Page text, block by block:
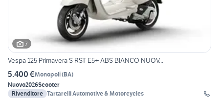
7
Vespa 125 Primavera S RST E5+ ABS BIANCO NUOV...
5.400 €Monopoli(BA)
Nuovo2026Scooter
Rivenditore Tartarelli Automotive & Motorcycles